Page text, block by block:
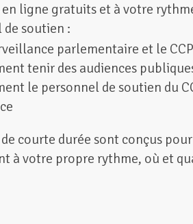
en ligne gratuits et à votre
de soutien :
parlementaire et le CCP
tenir des audiences
le personnel de soutien du
de courte durée sont conçus
à votre propre rythme, où et